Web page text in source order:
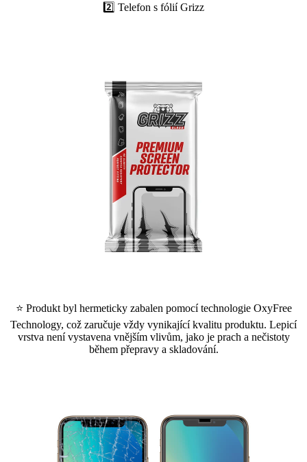
2️⃣ Telefon s fólií Grizz
⭐ Produkt byl hermeticky zabalen pomocí technologie OxyFree
Technology, což zaručuje vždy vynikající kvalitu produktu. Lepicí
vrstva není vystavena vnějším vlivům, jako je prach a nečistoty
během přepravy a skladování.